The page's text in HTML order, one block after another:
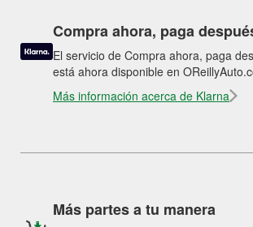
Compra ahora, paga
El servicio de Compra ahora, paga
está ahora disponible en
Más información acerca de Klarna
Más partes a tu manera